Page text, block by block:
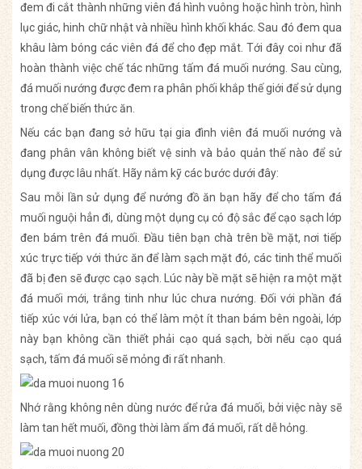
đem đi cắt thành những viên đá hình vuông hoặc hình tròn, hình
lục giác, hinh chữ nhật và nhiều hình khối khác. Sau đó đem qua
khâu làm bóng các viên đá để cho đẹp mắt. Tới đây coi như đã
hoàn thành việc chế tác những tấm đá muối nướng. Sau cùng,
đá muối nướng được đem ra phân phối khắp thế giới để sử dụng
trong chế biến thức ăn.
Nếu các bạn đang sở hữu tại gia đình viên đá muối nướng và
đang phân vân không biết vệ sinh và bảo quản thế nào để sử
dụng được lâu nhất. Hãy nắm kỹ các bước dưới đây:
Sau mỗi lần sử dụng để nướng đồ ăn bạn hãy để cho tấm đá
muối nguội hẳn đi, dùng một dụng cụ có độ sắc để cạo sạch lớp
đen bám trên đá muối. Đầu tiên bạn chà trên bề mặt, nơi tiếp
xúc trực tiếp với thức ăn để làm sạch mặt đó, các tinh thể muối
đã bị đen sẽ được cạo sạch. Lúc này bề mặt sẽ hiện ra một mặt
đá muối mới, trắng tinh như lúc chưa nướng. Đối với phần đá
tiếp xúc với lửa, bạn có thể làm một ít than bám bên ngoài, lớp
này bạn không cần thiết phải cạo quá sạch, bời nếu cạo quá
sạch, tấm đá muối sẽ mỏng đi rất nhanh.
Nhớ rằng không nên dùng nước để rửa đá muối, bởi việc này sẽ
làm tan hết muối, đồng thời làm ẩm đá muối, rất dễ hỏng.